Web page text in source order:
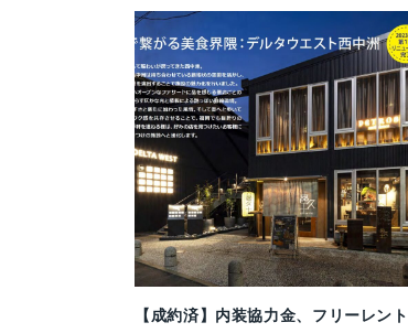
【成約済】内装協力金、フリーレント